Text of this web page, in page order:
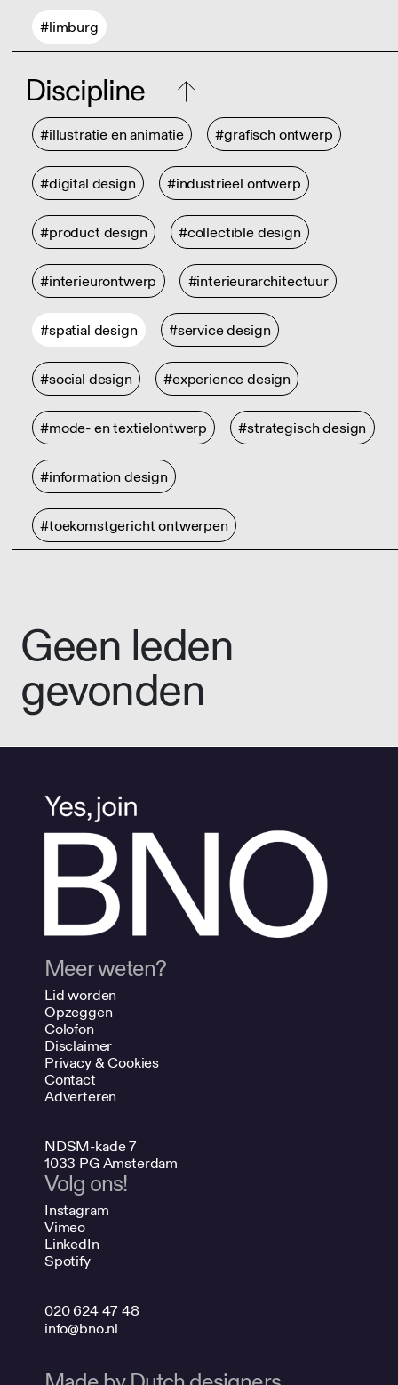
#limburg
Discipline
#illustratie en animatie #grafisch ontwerp
#digital design #industrieel ontwerp
#product design #collectible design
#interieurontwerp #interieurarchitectuur
#spatial design #service design
#social design #experience design
#mode- en textielontwerp #strategisch design
#information design
#toekomstgericht ontwerpen
Geen leden
gevonden
Meer weten?
Lid worden
Opzeggen
Colofon
Disclaimer
Privacy & Cookies
Contact
Adverteren
NDSM-kade 7
1033 PG Amsterdam
Volg ons!
Instagram
Vimeo
LinkedIn
Spotify
020 624 47 48
info@bno.nl